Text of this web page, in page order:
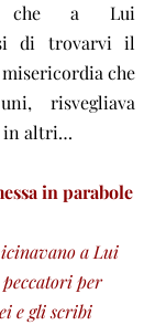
che a Lui
di trovarvi il
che
risvegliava
in altri…
in parabole
a Lui
per
e gli scribi